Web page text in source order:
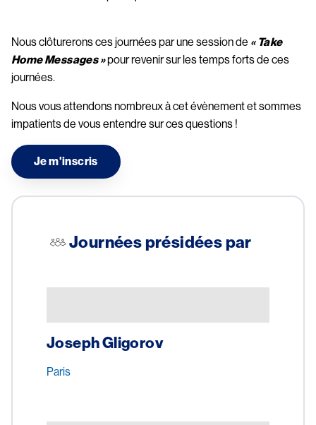
Nous clôturerons ces journées par une session de « Take
Home Messages » pour revenir sur les temps forts de ces
journées.
Nous vous attendons nombreux à cet évènement et sommes
impatients de vous entendre sur ces questions !
Je m'inscris
Journées présidées par
Joseph Gligorov
Paris